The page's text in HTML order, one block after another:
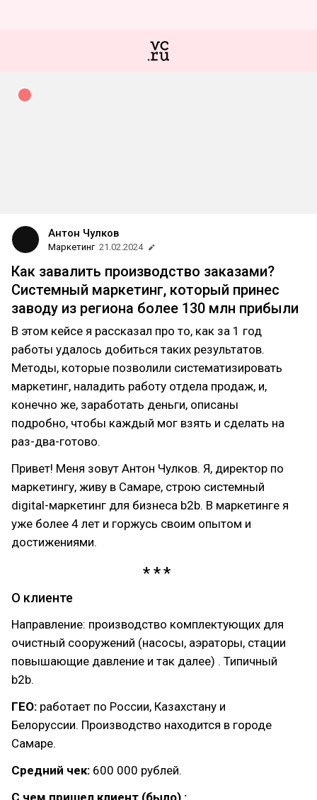
Антон Чулков
Маркетинг 21.02.2024
Как завалить производство заказами?
Системный маркетинг, который принес
заводу из региона более 130 млн прибыли
В этом кейсе я рассказал про то, как за 1 год
работы удалось добиться таких результатов.
Методы, которые позволили систематизировать
маркетинг, наладить работу отдела продаж, и,
конечно же, заработать деньги, описаны
подробно, чтобы каждый мог взять и сделать на
раз-два-готово.
Привет! Меня зовут Антон Чулков. Я, директор по
маркетингу, живу в Самаре, строю системный
digital-маркетинг для бизнеса b2b. В маркетинге я
уже более 4 лет и горжусь своим опытом и
достижениями.
О клиенте
Направление: производство комплектующих для
очистный сооружений (насосы, аэраторы, стации
повышающие давление и так далее) . Типичный
b2b.
ГЕО: работает по России, Казахстану и
Белоруссии. Производство находится в городе
Самаре.
Средний чек: 600 000 рублей.
С чем пришел клиент (было) :